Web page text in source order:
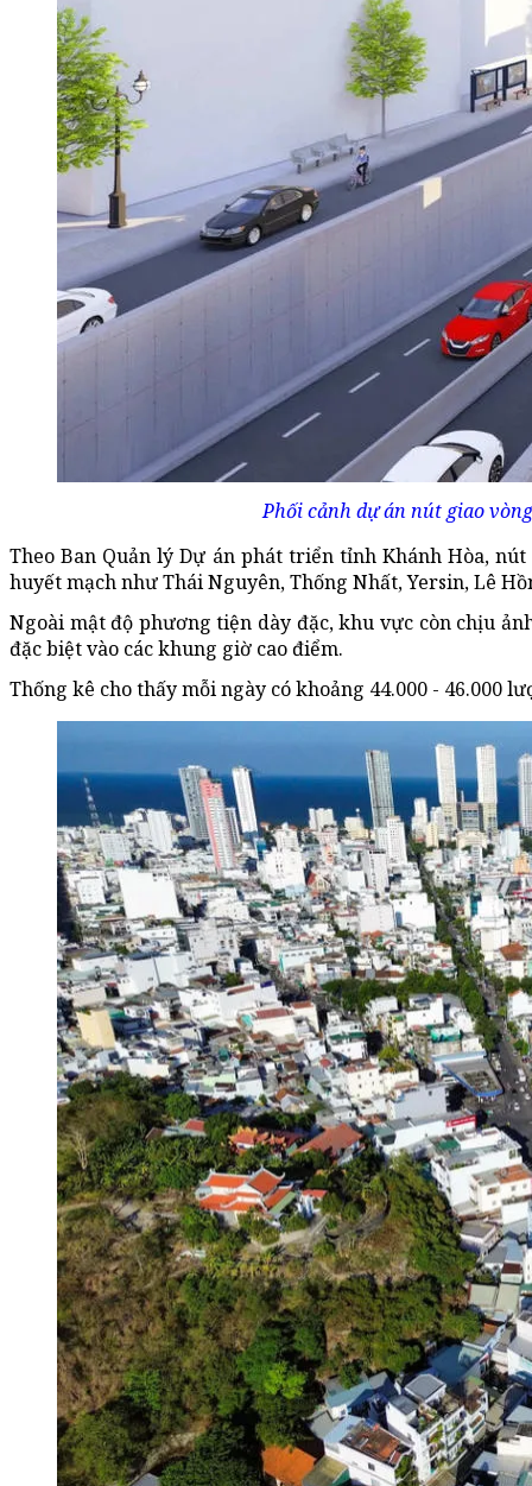
Phối cảnh dự án nút giao
Theo Ban Quản lý Dự án phát triển tỉnh Khánh Hòa,
huyết mạch như Thái Nguyên, Thống Nhất, Yersin, Lê
Ngoài mật độ phương tiện dày đặc, khu vực còn chịu
đặc biệt vào các khung giờ cao điểm.
Thống kê cho thấy mỗi ngày có khoảng 44.000 - 46.000